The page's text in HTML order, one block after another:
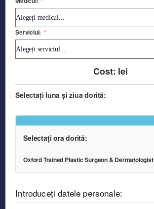
Serviciul: *
Cost: lei
Selectați luna și ziua dorită:
Selectați ora dorită:
Oxford Trained Plastic Surgeon & Dermatologist
Introduceți datele personale: